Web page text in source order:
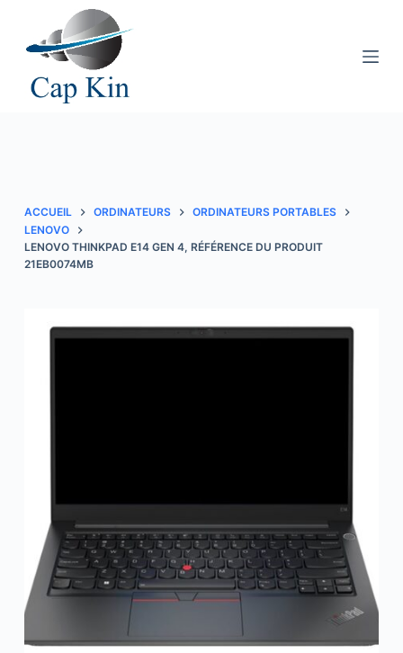
c
o
n
ACCUEIL ORDINATEURS
ORDINATEURS PORTABLES
LENOVO
LENOVO THINKPAD E14 GEN 4, RÉFÉRENCE DU PRODUIT
21EB0074MB